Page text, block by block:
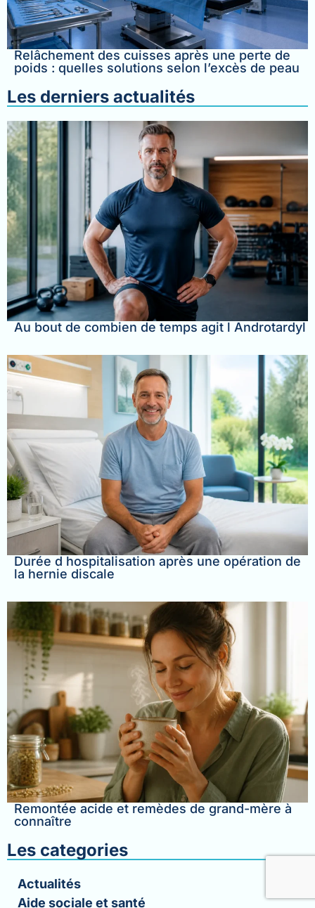
Relâchement des cuisses après une perte de
poids : quelles solutions selon l’excès de peau
Les derniers actualités
Au bout de combien de temps agit l Androtardyl
Durée d hospitalisation après une opération de
la hernie discale
Remontée acide et remèdes de grand-mère à
connaître
Les categories
Actualités
Aide sociale et santé